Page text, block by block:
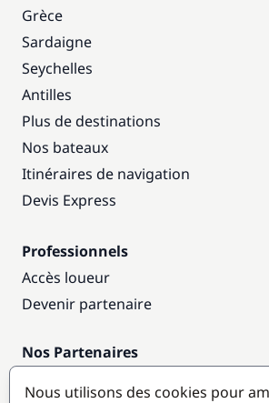
Grèce
Sardaigne
Seychelles
Antilles
Plus de destinations
Nos bateaux
Itinéraires de navigation
Devis Express
Professionnels
Accès loueur
Devenir partenaire
Nos Partenaires
Nous utilisons des cookies pour